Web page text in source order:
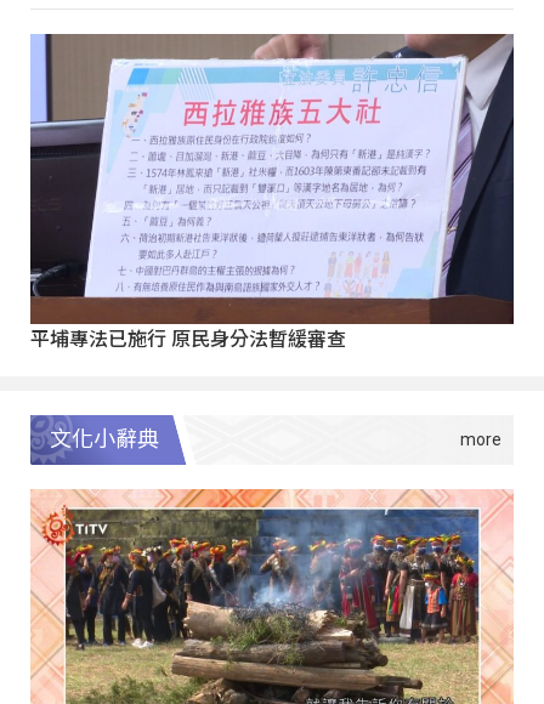
平埔專法已施行 原民身分法暫緩審查
文化小辭典